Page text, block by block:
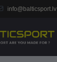
info@balticsport.lv